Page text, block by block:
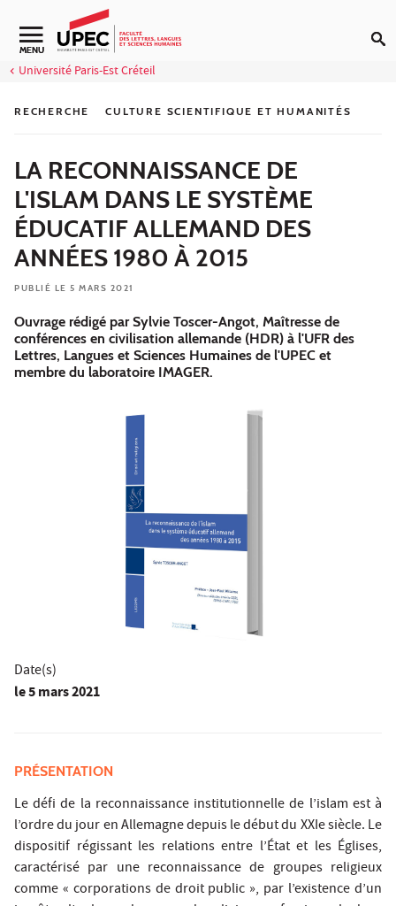
Aller au contenu
Navigation secondaire
MENU
Université Paris-Est Créteil
RECHERCHE CULTURE SCIENTIFIQUE ET HUMANITÉS
LA RECONNAISSANCE DE
L'ISLAM DANS LE SYSTÈME
ÉDUCATIF ALLEMAND DES
ANNÉES 1980 À 2015
PUBLIÉ LE 5 MARS 2021
Ouvrage rédigé par Sylvie Toscer-Angot, Maîtresse de
conférences en civilisation allemande (HDR) à l'UFR des
Lettres, Langues et Sciences Humaines de l'UPEC et
membre du laboratoire IMAGER.
Date(s)
le5 mars 2021
PRÉSENTATION
Le défi de la reconnaissance institutionnelle de l’islam est à
l’ordre du jour en Allemagne depuis le début du XXIe siècle. Le
dispositif régissant les relations entre l’État et les Églises,
caractérisé par une reconnaissance de groupes religieux
comme « corporations de droit public », par l’existence d’un